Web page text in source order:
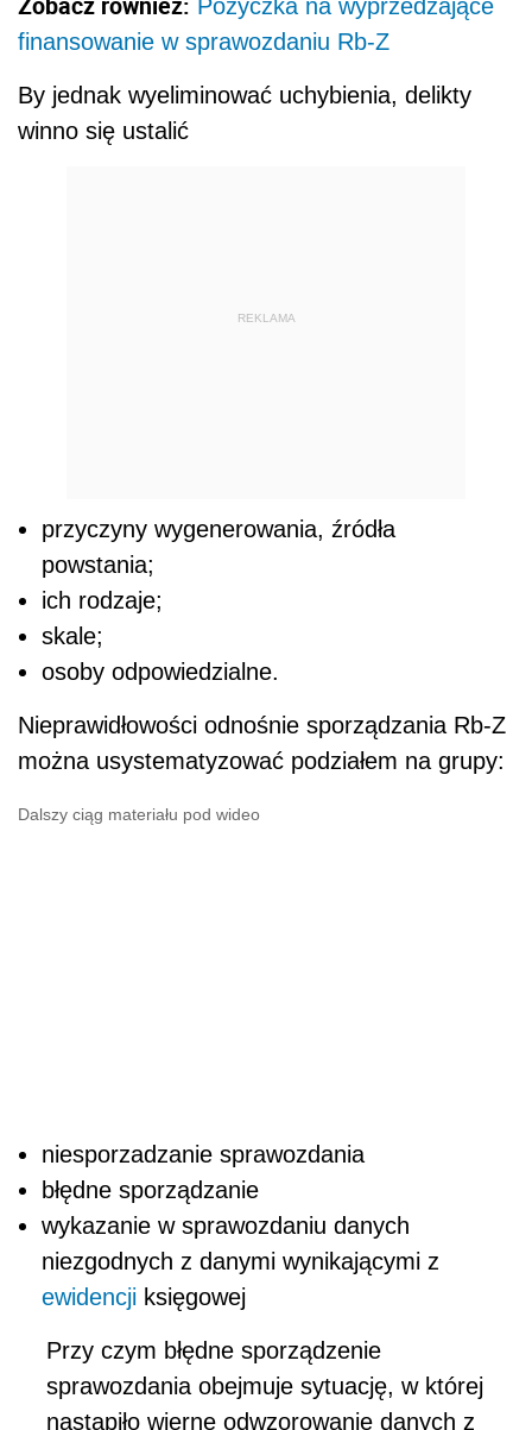
Pożyczka na wyprzedzające
finansowanie w sprawozdaniu Rb-Z
By jednak wyeliminować uchybienia, delikty
winno się ustalić
REKLAMA
przyczyny wygenerowania, źródła
powstania;
ich rodzaje;
skale;
osoby odpowiedzialne.
Nieprawidłowości odnośnie sporządzania Rb-Z
można usystematyzować podziałem na grupy:
Dalszy ciąg materiału pod wideo
niesporzadzanie sprawozdania
błędne sporządzanie
wykazanie w sprawozdaniu danych
niezgodnych z danymi wynikającymi z
ewidencji księgowej
Przy czym błędne sporządzenie
sprawozdania obejmuje sytuację, w której
nastąpiło wierne odwzorowanie danych z